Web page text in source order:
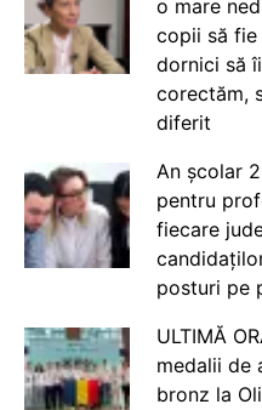
o mare
copii să fie
dornici să
corectăm,
diferit
An școlar
pentru
fiecare
posturi pe
ULTIMĂ
medalii de
bronz la